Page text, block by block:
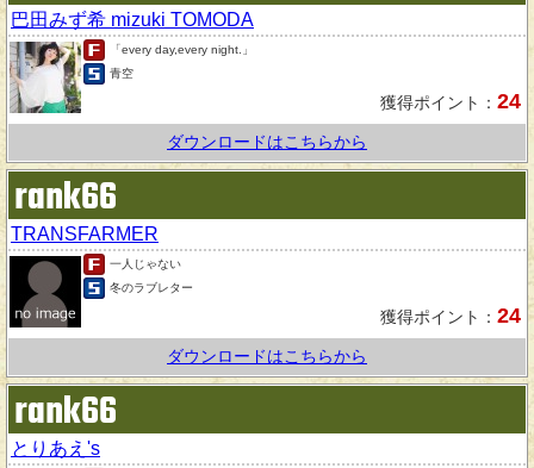
巴田みず希 mizuki TOMODA
「every day,every night.」
青空
獲得ポイント： 24
ダウンロードはこちらから
rank66
TRANSFARMER
一人じゃない
冬のラブレター
獲得ポイント： 24
ダウンロードはこちらから
rank66
とりあえ's